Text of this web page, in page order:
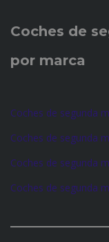
Coches de
por marca
Coches de segunda
Coches de segunda
Coches de segunda
Coches de segunda